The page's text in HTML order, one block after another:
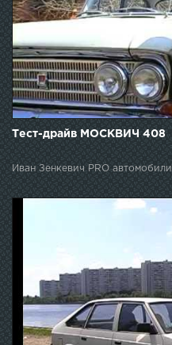
Тест-драйв МОСКВИЧ 408
Иван Зенкевич PRO автомобили